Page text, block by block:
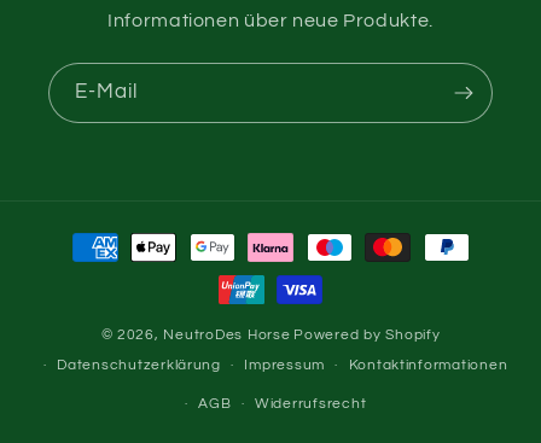
Informationen über neue Produkte.
E-Mail
Zahlungsmethoden
© 2026, NeutroDes Horse Powered by Shopify
Datenschutzerklärung Impressum Kontaktinformationen
AGB Widerrufsrecht